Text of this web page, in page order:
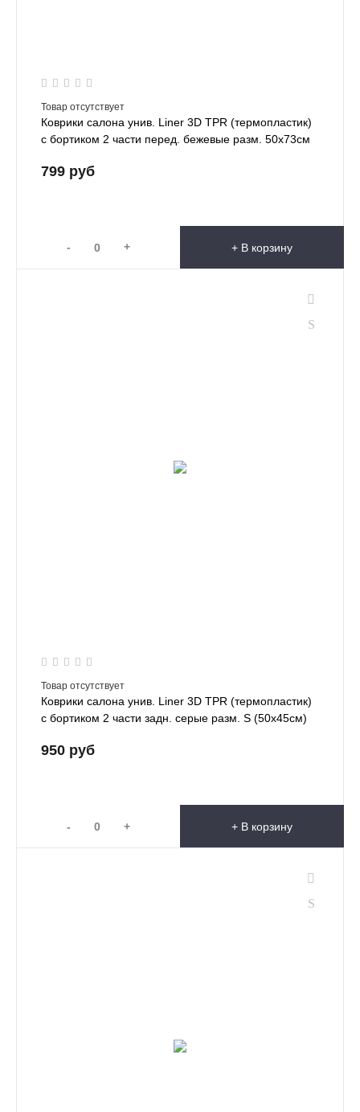
Товар отсутствует
Коврики салона унив. Liner 3D TPR (термопластик)
с бортиком 2 части перед. бежевые разм. 50х73см
799 руб
- + + В корзину
Товар отсутствует
Коврики салона унив. Liner 3D TPR (термопластик)
с бортиком 2 части задн. серые разм. S (50х45см)
950 руб
- + + В корзину